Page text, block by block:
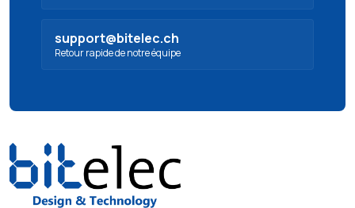
support@bitelec.ch
Retour rapide de notre équipe